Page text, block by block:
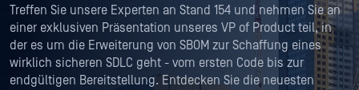
Treffen Sie unsere Experten an Stand 154 und nehmen Sie an
einer exklusiven Präsentation unseres VP of Product teil, in
der es um die Erweiterung von SBOM zur Schaffung eines
wirklich sicheren SDLC geht - vom ersten Code bis zur
endgültigen Bereitstellung. Entdecken Sie die neuesten